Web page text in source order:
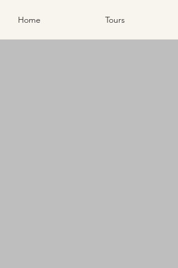
Home Tours